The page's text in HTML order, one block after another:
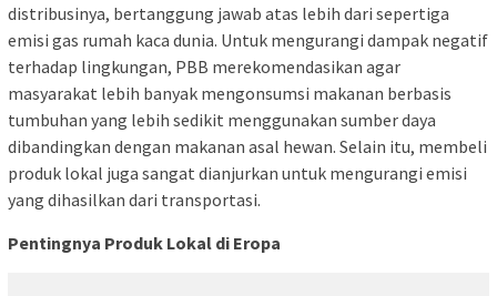
distribusinya, bertanggung jawab atas lebih dari sepertiga
emisi gas rumah kaca dunia. Untuk mengurangi dampak negatif
terhadap lingkungan, PBB merekomendasikan agar
masyarakat lebih banyak mengonsumsi makanan berbasis
tumbuhan yang lebih sedikit menggunakan sumber daya
dibandingkan dengan makanan asal hewan. Selain itu, membeli
produk lokal juga sangat dianjurkan untuk mengurangi emisi
yang dihasilkan dari transportasi.
Pentingnya Produk Lokal di Eropa